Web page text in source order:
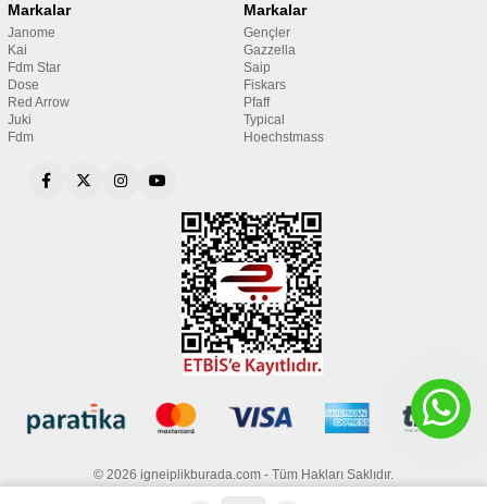
Markalar
Janome
Kai
Fdm Star
Dose
Red Arrow
Juki
Fdm
Markalar
Gençler
Gazzella
Saip
Fiskars
Pfaff
Typical
Hoechstmass
© 2026 igneiplikburada.com - Tüm Hakları Saklıdır.